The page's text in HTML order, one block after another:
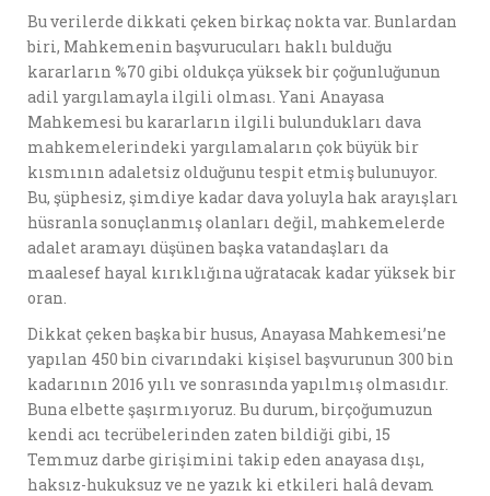
Bu verilerde dikkati çeken birkaç nokta var. Bunlardan
biri, Mahkemenin başvurucuları haklı bulduğu
kararların %70 gibi oldukça yüksek bir çoğunluğunun
adil yargılamayla ilgili olması. Yani Anayasa
Mahkemesi bu kararların ilgili bulundukları dava
mahkemelerindeki yargılamaların çok büyük bir
kısmının adaletsiz olduğunu tespit etmiş bulunuyor.
Bu, şüphesiz, şimdiye kadar dava yoluyla hak arayışları
hüsranla sonuçlanmış olanları değil, mahkemelerde
adalet aramayı düşünen başka vatandaşları da
maalesef hayal kırıklığına uğratacak kadar yüksek bir
oran.
Dikkat çeken başka bir husus, Anayasa Mahkemesi’ne
yapılan 450 bin civarındaki kişisel başvurunun 300 bin
kadarının 2016 yılı ve sonrasında yapılmış olmasıdır.
Buna elbette şaşırmıyoruz. Bu durum, birçoğumuzun
kendi acı tecrübelerinden zaten bildiği gibi, 15
Temmuz darbe girişimini takip eden anayasa dışı,
haksız-hukuksuz ve ne yazık ki etkileri halâ devam